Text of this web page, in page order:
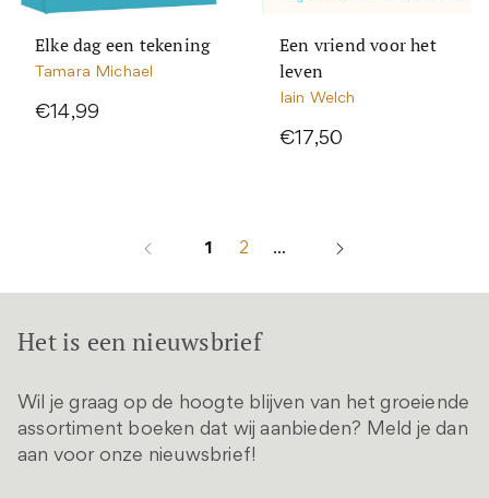
Elke dag een tekening
Tamara Michael
€14,99
Een vriend voor het
leven
Iain Welch
€17,50
1 2 ...
Het is een nieuwsbrief
Wil je graag op de hoogte blijven van het groeiende
assortiment boeken dat wij aanbieden? Meld je dan
aan voor onze nieuwsbrief!